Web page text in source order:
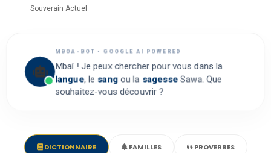
Souverain Actuel
MBOA-BOT • GOOGLE AI POWERED
Mbaí ! Je peux chercher pour vous dans la
langue, le sangou la sagesse Sawa. Que
souhaitez-vous découvrir ?
DICTIONNAIRE FAMILLES PROVERBES